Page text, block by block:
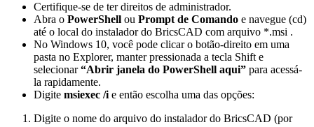
Certifique-se de ter direitos de administrador.
Abra o PowerShell ou Prompt de Comando e navegue (cd)
até o local do instalador do BricsCAD com arquivo *.msi .
No Windows 10, você pode clicar o botão-direito em uma
pasta no Explorer, manter pressionada a tecla Shift e
selecionar“Abrir janela do PowerShell aqui” para acessá-
la rapidamente.
Digite msiexec /i e então escolha uma das opções:
Digite o nome do arquivo do instalador do BricsCAD (por